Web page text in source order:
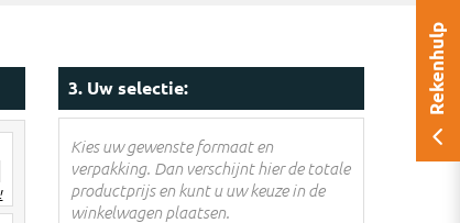
3. Uw selectie:
Kies uw gewenste formaat en
verpakking. Dan verschijnt hier de totale
productprijs en kunt u uw keuze in de
winkelwagen plaatsen.
Rekenhulp